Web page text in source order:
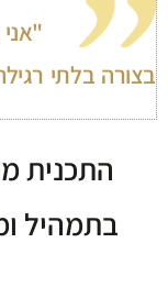
בצורה בלתי
התכנית
בתמהיל